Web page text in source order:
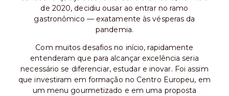
de 2020, decidiu ousar ao entrar no ramo
gastronômico — exatamente às vésperas da
pandemia.
Com muitos desafios no início, rapidamente
entenderam que para alcançar excelência seria
necessário se diferenciar, estudar e inovar. Foi assim
que investiram em formação no Centro Europeu, em
um menu gourmetizado e em uma proposta